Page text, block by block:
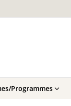
Programmes